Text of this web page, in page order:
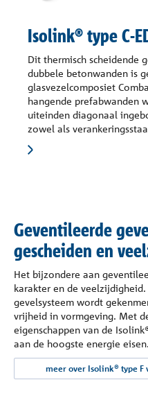
Isolink® type C-
Dit thermisch scheidende
dubbele betonwanden is
glasvezelcomposiet
hangende prefabwanden
uiteinden diagonaal
zowel als
Geventileerde
gescheiden en
Het bijzondere aan
karakter en de
gevelsysteem wordt
vrijheid in vormgeving. Met
eigenschappen van de
aan de hoogste energie eisen.
meer over Isolink® type